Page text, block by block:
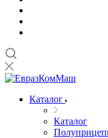
Каталог
Каталог